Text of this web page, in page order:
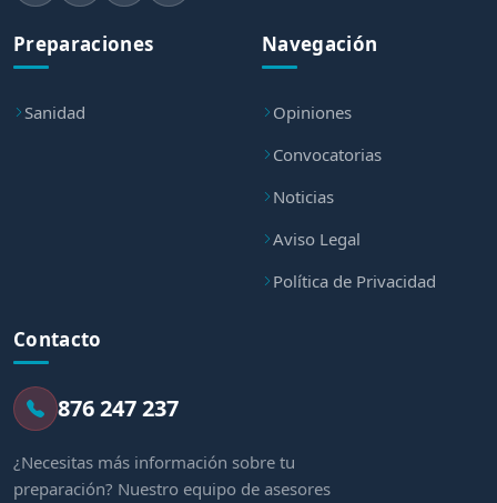
Preparaciones
Sanidad
Navegación
Opiniones
Convocatorias
Noticias
Aviso Legal
Política de Privacidad
Contacto
876 247 237
¿Necesitas más información sobre tu
preparación? Nuestro equipo de asesores